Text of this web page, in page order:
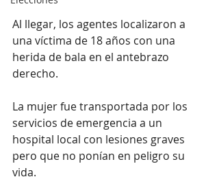
Al llegar, los agentes localizaron a
una víctima de 18 años con una
herida de bala en el antebrazo
derecho.
La mujer fue transportada por los
servicios de emergencia a un
hospital local con lesiones graves
pero que no ponían en peligro su
vida.